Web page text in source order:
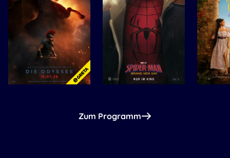
Zum Programm